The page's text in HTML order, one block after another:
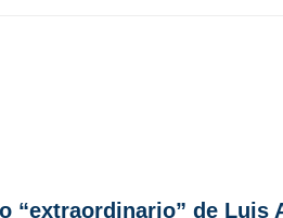
“extraordinario” de Luis